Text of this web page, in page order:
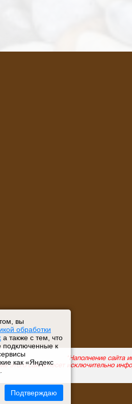
вы
обработки
а также с тем, что
подключенные к
как «Яндекс
Подтверждаю